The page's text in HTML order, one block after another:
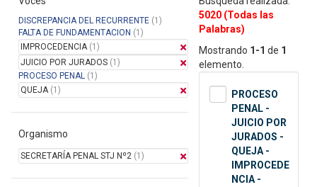
DISCREPANCIA DEL RECURRENTE (1)
FALTA DE FUNDAMENTACION (1)
IMPROCEDENCIA(1)
JUICIO POR JURADOS (1)
PROCESO PENAL (1)
QUEJA(1)
Organismo
SECRETARÍA PENAL STJ Nº2 (1)
5020 (Todas las
Palabras)
Mostrando 1-1 de 1
elemento.
PROCESO
PENAL -
JUICIO POR
JURADOS -
QUEJA -
IMPROCEDE
NCIA -